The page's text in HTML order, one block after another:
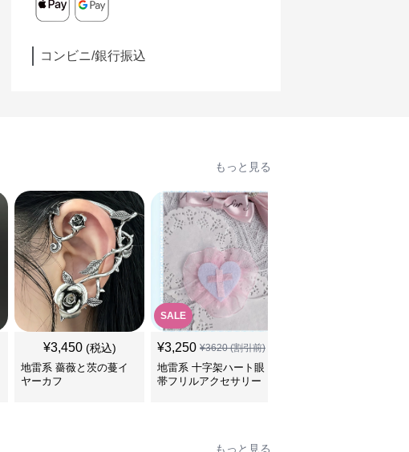
コンビニ/銀行振込
もっと見る
¥3,450 (税込)
地雷系 薔薇と茨の蔓イ
ヤーカフ
SALE
¥3,250 ¥3620(割引前)
地雷系 十字架ハート眼
帯フリルアクセサリー
もっと見る